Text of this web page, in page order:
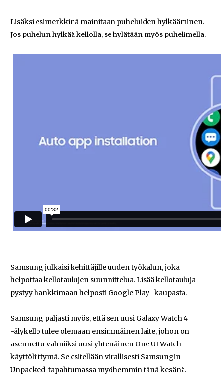
Lisäksi esimerkkinä mainitaan puheluiden hylkääminen.
Jos puhelun hylkää kellolla, se hylätään myös puhelimella.
Samsung julkaisi kehittäjille uuden työkalun, joka
helpottaa kellotaulujen suunnittelua. Lisää kellotauluja
pystyy hankkimaan helposti Google Play -kaupasta.
Samsung paljasti myös, että sen uusi Galaxy Watch 4
-älykello tulee olemaan ensimmäinen laite, johon on
asennettu valmiiksi uusi yhtenäinen One UI Watch -
käyttöliittymä. Se esitellään virallisesti Samsungin
Unpacked-tapahtumassa myöhemmin tänä kesänä.